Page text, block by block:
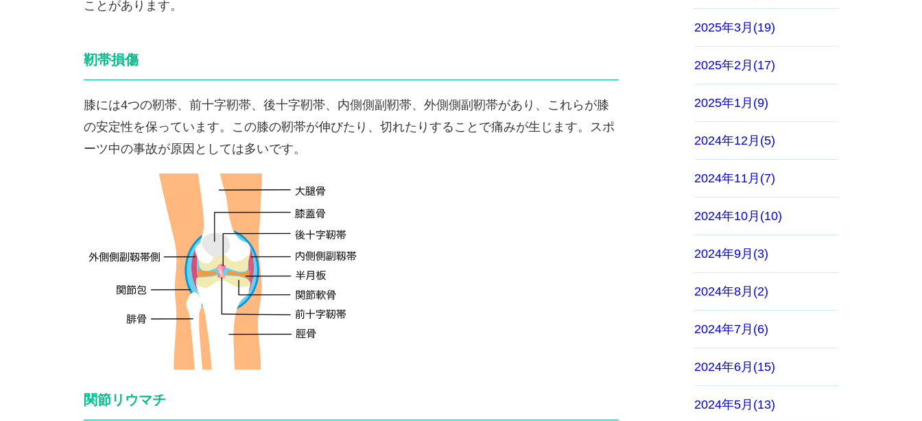
ことがあります。
靭帯損傷
膝には4つの靭帯、前十字靭帯、後十字靭帯、内側側副靭帯、外側側副靭帯があり、これらが膝
の安定性を保っています。この膝の靭帯が伸びたり、切れたりすることで痛みが生じます。スポ
ーツ中の事故が原因としては多いです。
関節リウマチ
2025年3月(19)
2025年2月(17)
2025年1月(9)
2024年12月(5)
2024年11月(7)
2024年10月(10)
2024年9月(3)
2024年8月(2)
2024年7月(6)
2024年6月(15)
2024年5月(13)